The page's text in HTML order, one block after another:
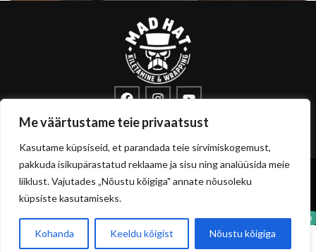
Me väärtustame teie privaatsust
Kasutame küpsiseid, et parandada teie sirvimiskogemust,
pakkuda isikupärastatud reklaame ja sisu ning analüüsida meie
liiklust. Vajutades „Nõustu kõigiga" annate nõusoleku
küpsiste kasutamiseks.
Kohanda Keeldu kõigist Nõustu kõigiga
Kiletamine haabneemes
info@sisustuskile.ee
+372 53715972
Copyrightsisustuskile.ee © 2026
Privaatsuspoliitika
Müügitingimused
0